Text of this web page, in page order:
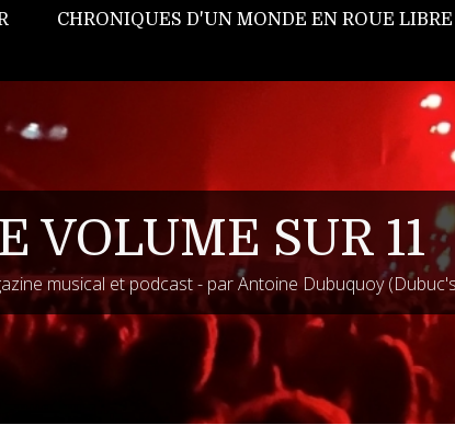
CHRONIQUES D'UN MONDE EN ROUE LIBRE
VOLUME SUR 11
musical et podcast - par Antoine Dubuquoy